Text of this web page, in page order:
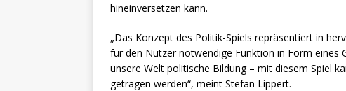
hineinversetzen kann.
„Das Konzept des Politik-Spiels repräsentiert in
für den Nutzer notwendige Funktion in Form eines
unsere Welt politische Bildung – mit diesem Spiel
getragen werden“, meint Stefan Lippert.